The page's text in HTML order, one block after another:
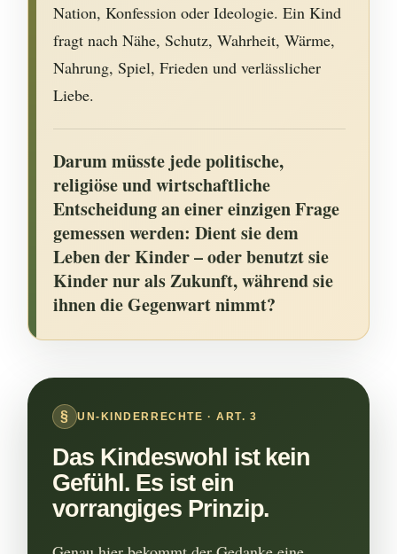
Nation, Konfession oder Ideologie. Ein Kind
fragt nach Nähe, Schutz, Wahrheit, Wärme,
Nahrung, Spiel, Frieden und verlässlicher
Liebe.
Darum müsste jede politische,
religiöse und wirtschaftliche
Entscheidung an einer einzigen Frage
gemessen werden: Dient sie dem
Leben der Kinder – oder benutzt sie
Kinder nur als Zukunft, während sie
ihnen die Gegenwart nimmt?
UN-KINDERRECHTE · ART. 3
Das Kindeswohl ist kein
Gefühl. Es ist ein
vorrangiges Prinzip.